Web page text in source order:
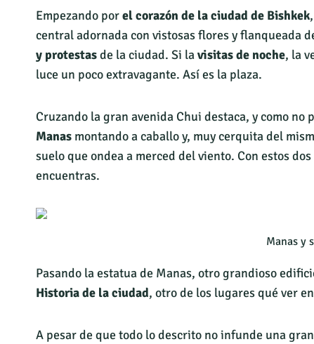
Empezando porel corazón de la ciudad de Bishkek
central adornada con vistosas flores y flanqueada
y protestasde la ciudad. Si lavisitas de noche, la
luce un poco extravagante. Así es la plaza.
Cruzando la gran avenida Chui destaca, y como no
Manas montando a caballo y, muy cerquita del
suelo que ondea a merced del viento. Con estos
encuentras.
Manas y
Pasando la estatua de Manas, otro grandioso
Historia de la ciudad, otro de los lugares qué ver
A pesar de que todo lo descrito no infunde una